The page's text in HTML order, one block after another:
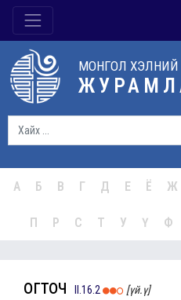
МОНГОЛ ХЭЛНИЙ
А Б В Г Д Е Ё Ж
П Р С Т У Ү Ф
огточ II.16.2 [үй.ү]